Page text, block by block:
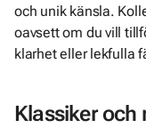
och unik känsla.
oavsett om du vill
klarhet eller lekfulla
Klassiker och